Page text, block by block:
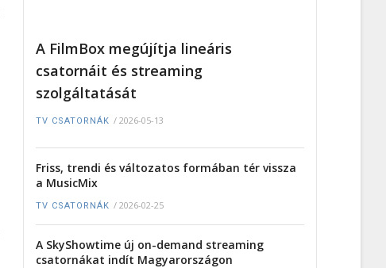
A FilmBox megújítja lineáris
csatornáit és streaming
szolgáltatását
TV CSATORNÁK / 2026-05-13
Friss, trendi és változatos formában tér vissza
a MusicMix
TV CSATORNÁK / 2026-02-25
A SkyShowtime új on-demand streaming
csatornákat indít Magyarországon